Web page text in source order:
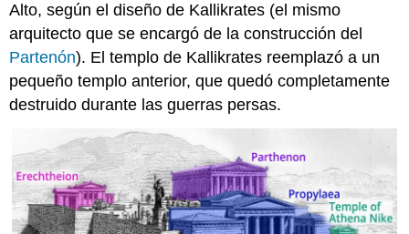
Alto, según el diseño de Kallikrates (el mismo
arquitecto que se encargó de la construcción del
Partenón). El templo de Kallikrates reemplazó a un
pequeño templo anterior, que quedó completamente
destruido durante las guerras persas.